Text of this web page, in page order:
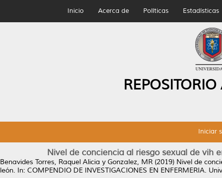
Inicio Acerca de Políticas Estadísticas
Iniciar
Nivel de conciencia al riesgo sexual de vih
Benavides Torres, Raquel Alicia y Gonzalez, MR (2019) Nivel de
león. In: COMPENDIO DE INVESTIGACIONES EN ENFERMERIA.